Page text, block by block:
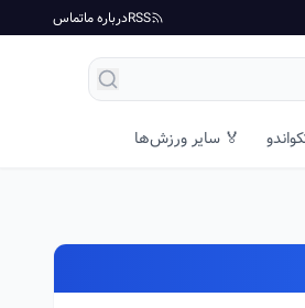
RSSدرباره ماتماس
🏅 سایر ورزش‌ها